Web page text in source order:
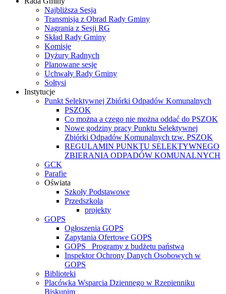
Najbliższa Sesja
Transmisja z Obrad Rady Gminy
Nagrania z Sesji RG
Skład Rady Gminy
Komisje
Dyżury Radnych
Planowane sesje
Uchwały Rady Gminy
Sołtysi
Instytucje
Punkt Selektywnej Zbiórki Odpadów Komunalnych
PSZOK
Co można a czego nie można oddać do PSZOK
Nowe godziny pracy Punktu Selektywnej
Zbiórki Odpadów Komunalnych tzw. PSZOK
REGULAMIN PUNKTU SELEKTYWNEGO
ZBIERANIA ODPADÓW KOMUNALNYCH
GCK
Parafie
Oświata
Szkoły Podstawowe
Przedszkola
projekty
GOPS
Ogłoszenia GOPS
Zapytania Ofertowe GOPS
GOPS_ Programy z budżetu państwa
Inspektor Ochrony Danych Osobowych w
GOPS
Biblioteki
Placówka Wsparcia Dziennego w Rzepienniku
Biskupim